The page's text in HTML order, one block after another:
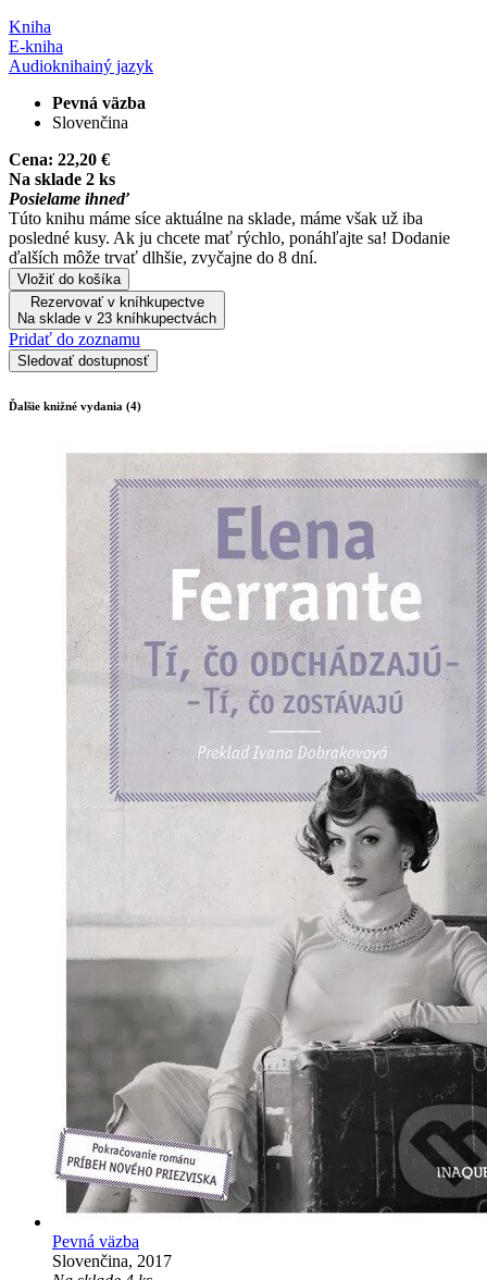
Kniha
E-kniha
Audioknihainý jazyk
Pevná väzba
Slovenčina
Cena: 22,20 €
Na sklade 2 ks
Posielame ihneď
Túto knihu máme síce aktuálne na sklade, máme však už iba
posledné kusy. Ak ju chcete mať rýchlo, ponáhľajte sa! Dodanie
ďalších môže trvať dlhšie, zvyčajne do 8 dní.
Vložiť do košíka
Rezervovať v kníhkupectve
Na sklade v 23 kníhkupectvách
Pridať do zoznamu
Sledovať dostupnosť
Ďalšie knižné vydania (4)
Pevná väzba
Slovenčina, 2017